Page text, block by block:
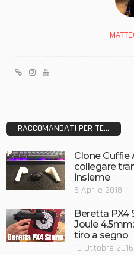
RACCOMANDATI PER TE...
Clone Cuffie
collegare
insieme
6 Aprile 2018
Beretta PX4
Joule
tiro a segno
10 Ottobre 2016